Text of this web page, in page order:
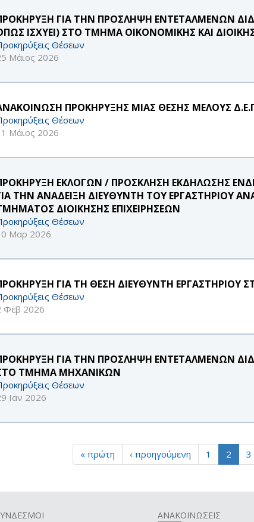
ΓΙΑ ΤΗΝ ΠΡΟΣΛΗΨΗ ΕΝΤΕΤΑΛΜΕΝΩΝ
ΙΣΧΥΕΙ) ΣΤΟ ΤΜΗΜΑ ΟΙΚΟΝΟΜΙΚΗΣ ΚΑΙ
Θέσεων
Μάιος 2026
ΠΡΟΚΗΡΥΞΗΣ ΜΙΑΣ ΘΕΣΗΣ ΜΕΛΟΥΣ
Θέσεων
Μάιος 2026
ΕΚΛΟΓΩΝ / ΠΡΟΣΚΛΗΣΗ ΕΚΔΗΛΩΣΗΣ
ΤΗΝ ΑΝΑΔΕΙΞΗ ΔΙΕΥΘΥΝΤΗ ΤΟΥ ΕΡΓΑΣΤΗΡΙΟΥ
ΔΙΟΙΚΗΣΗΣ ΕΠΙΧΕΙΡΗΣΕΩΝ
Θέσεων
Μαρ 2026
ΓΙΑ ΤΗ ΘΕΣΗ ΔΙΕΥΘΥΝΤΗ ΕΡΓΑΣΤΗΡΙΟΥ
Θέσεων
Φεβ 2026
ΓΙΑ ΤΗΝ ΠΡΟΣΛΗΨΗ ΕΝΤΕΤΑΛΜΕΝΩΝ
ΤΜΗΜΑ ΜΗΧΑΝΙΚΩΝ
Θέσεων
Ιαν 2026
« πρώτη ‹ προηγούμενη 1 2 3
ΑΝΑΚΟΙΝΩΣΕΙΣ